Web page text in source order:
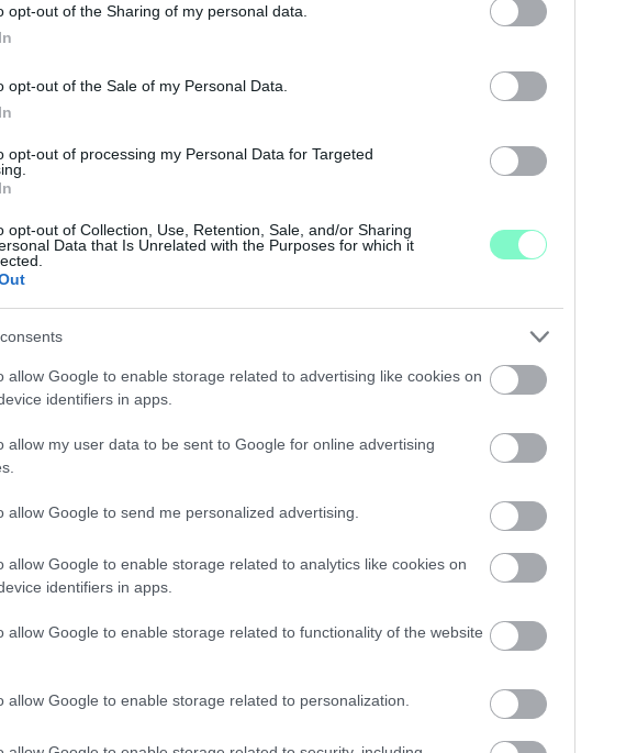
opt-out of the Sharing of my personal data.
opt-out of the Sale of my Personal Data.
opt-out of processing my Personal Data for Targeted
opt-out of Collection, Use, Retention, Sale, and/or Sharing
Data that Is Unrelated with the Purposes for which it
allow Google to enable storage related to advertising like cookies on
identifiers in apps.
allow my user data to be sent to Google for online advertising
allow Google to send me personalized advertising.
allow Google to enable storage related to analytics like cookies on
identifiers in apps.
allow Google to enable storage related to functionality of the website
allow Google to enable storage related to personalization.
e méretnél kisebb fenyőt
árusított fenyők iránt pedig a vásárlók 18
fenyőfa fogy el karácsony előtt, csupán az
ugyanis az utolsó hétre hagyja a
díszít karácsonykor fenyő helyett
védelme a leggyakoribb indok
felhasználhatóság miatti árelőnyt,
is. Ugyanakkor tudni kell, hogy a
környezetbarátabb, mint a műfenyő.
növényekéhez, a kidobott fák többségét
sem a megsemmisítése nem terheli
nem távol-keleti gyártókat, hanem nagyrészt
dacol a klímaváltozással
Megkezdték az
ellátásokat.
KÁNIKULA
DE MÉG
“CSAK”
A július vége óta
mérséklik, de a
fokozott